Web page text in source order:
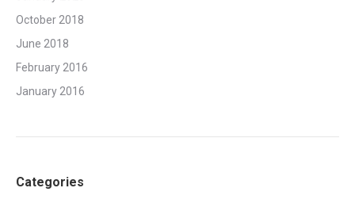
October 2018
June 2018
February 2016
January 2016
Categories